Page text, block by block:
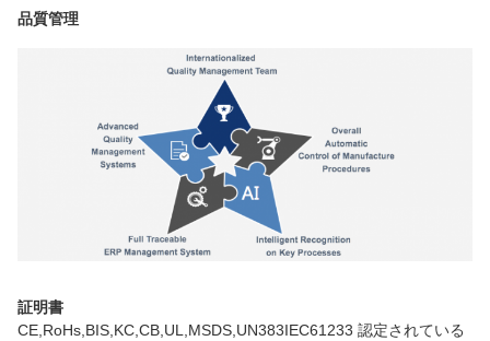
品質管理
証明書
CE,RoHs,BIS,KC,CB,UL,MSDS,UN383IEC61233 認定されている